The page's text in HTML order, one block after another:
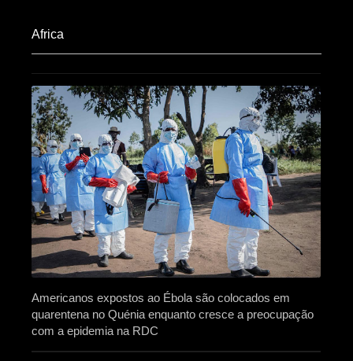
Africa​
Americanos expostos ao Ébola são colocados em
quarentena no Quénia enquanto cresce a preocupação
com a epidemia na RDC